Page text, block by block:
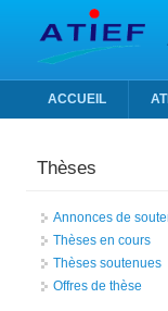
ACCUEIL
Thèses
Annonces de
Thèses en cours
Thèses soutenues
Offres de thèse